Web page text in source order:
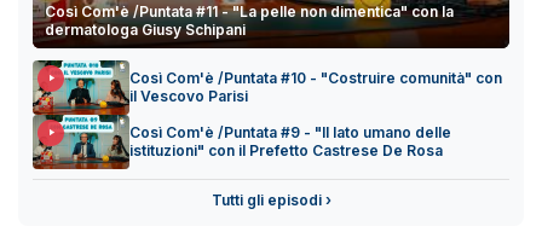
Così Com'è /Puntata #11 - "La pelle non dimentica" con la
dermatologa Giusy Schipani
Così Com'è /Puntata #10 - "Costruire comunità" con
il Vescovo Parisi
Così Com'è /Puntata #9 - "Il lato umano delle
istituzioni" con il Prefetto Castrese De Rosa
Tutti gli episodi ›